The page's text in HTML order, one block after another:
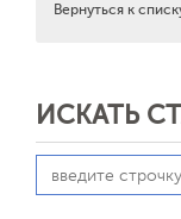
Вернуться к
ИСКАТЬ